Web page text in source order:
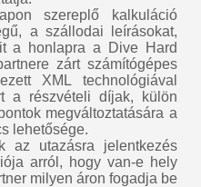
szereplő kalkuláció
a szállodai leírásokat,
a honlapra a Dive Hard
zárt számítógépes
XML technológiával
a részvételi díjak, külön
megváltoztatására a
lehetősége.
az utazásra jelentkezés
arról, hogy van-e hely
milyen áron fogadja be